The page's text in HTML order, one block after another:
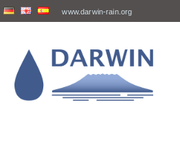
www.darwin-rain.org